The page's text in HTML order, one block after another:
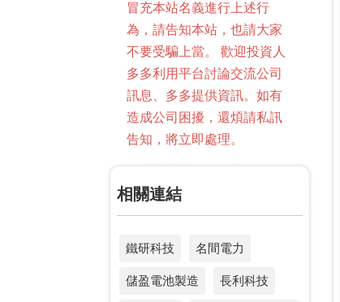
冒充本站名義進行上述行
為，請告知本站，也請大家
不要受騙上當。 歡迎投資人
多多利用平台討論交流公司
訊息、多多提供資訊。如有
造成公司困擾，還煩請私訊
告知，將立即處理。
相關連結
鐵研科技 名間電力
儲盈電池製造 長利科技